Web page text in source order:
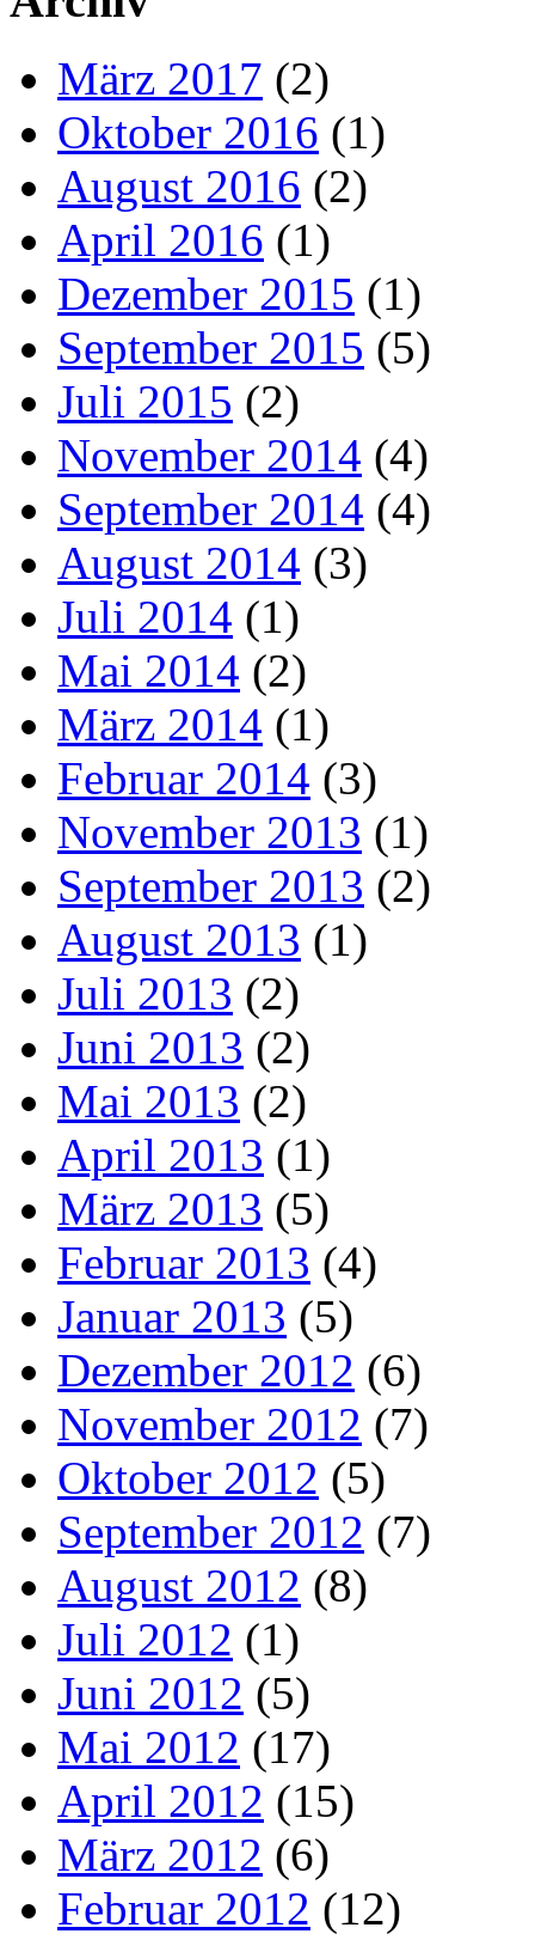
März 2017 (2)
Oktober 2016 (1)
August 2016 (2)
April 2016 (1)
Dezember 2015 (1)
September 2015 (5)
Juli 2015 (2)
November 2014 (4)
September 2014 (4)
August 2014 (3)
Juli 2014 (1)
Mai 2014 (2)
März 2014 (1)
Februar 2014 (3)
November 2013 (1)
September 2013 (2)
August 2013 (1)
Juli 2013 (2)
Juni 2013 (2)
Mai 2013 (2)
April 2013 (1)
März 2013 (5)
Februar 2013 (4)
Januar 2013 (5)
Dezember 2012 (6)
November 2012 (7)
Oktober 2012 (5)
September 2012 (7)
August 2012 (8)
Juli 2012 (1)
Juni 2012 (5)
Mai 2012 (17)
April 2012 (15)
März 2012 (6)
Februar 2012 (12)